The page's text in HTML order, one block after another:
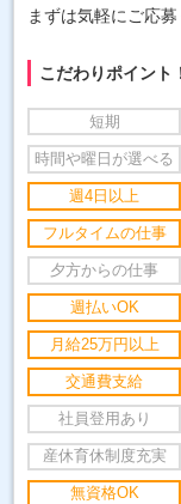
まずは気軽にご応
こだわりポイント
短期
時間や曜日が選べる
週4日以上
フルタイムの仕事
夕方からの仕事
週払いOK
月給25万円以上
交通費支給
社員登用あり
産休育休制度充実
無資格OK